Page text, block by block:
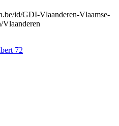
id/GDI-Vlaanderen-Vlaamse-
Vlaanderen
72